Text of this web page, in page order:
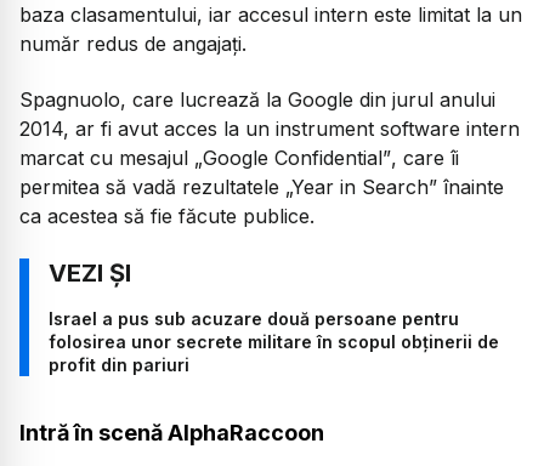
baza clasamentului, iar accesul intern este limitat la un
număr redus de angajați.
Spagnuolo, care lucrează la Google din jurul anului
2014, ar fi avut acces la un instrument software intern
marcat cu mesajul „Google Confidential”, care îi
permitea să vadă rezultatele „Year in Search” înainte
ca acestea să fie făcute publice.
Israel a pus sub acuzare două persoane pentru
folosirea unor secrete militare în scopul obținerii de
profit din pariuri
Intră în scenă AlphaRaccoon